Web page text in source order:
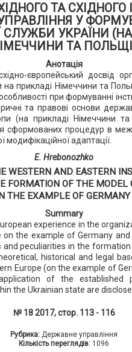
ТА СХІДНОГО
У
УКРАЇНИ
ТА
Анотація
європейський досвід
прикладі Німеччини та
при формуванні
та правові основи
(на прикладі Німеччини
сформованих процедур в
модифікаційної адаптації.
E. Hrebonozhko
WESTERN AND EASTERN
FORMATION OF THE MODEL
THE EXAMPLE OF
Summary
experience in the
the example of Germany and
and peculiarities in the
historical and legal
Europe (on the example of
of the established
the Ukrainian state are
№ 18 2017, стор. 113 - 116
Рубрика: Державне управління
Кількість переглядів: 1096